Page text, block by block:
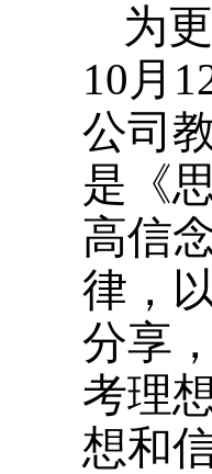
为
10月
公司
是《
高信
律，
分享
考理
想和